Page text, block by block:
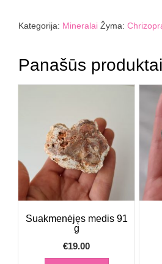
Kategorija: Mineralai Žyma:
Panašūs produktai
Suakmenėjęs medis 91
g
€19.00